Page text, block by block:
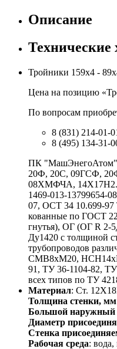
Описание
Технические
Тройники 159х4 -
Цена на позицию
По вопросам
8 (831) 214-01-
8 (495) 134-31-
ПК "МашЭнегоАтом"
20Ф, 20С, 09ГСФ,
08ХМФЧА, 14Х17Н2.
1469-013-13799654-
07, ОСТ 34 10.699-97
кованные по ГОСТ
гнутья), ОГ (ОГ R
Ду1420 с толщиной
трубопроводов
СМВ8хМ20,
91, ТУ 36-1104-82,
всех типов по ТУ
Материал: Ст.
Толщина стенки, мм
Большой наружный
Диаметр
Стенка
Рабочая среда: вода,